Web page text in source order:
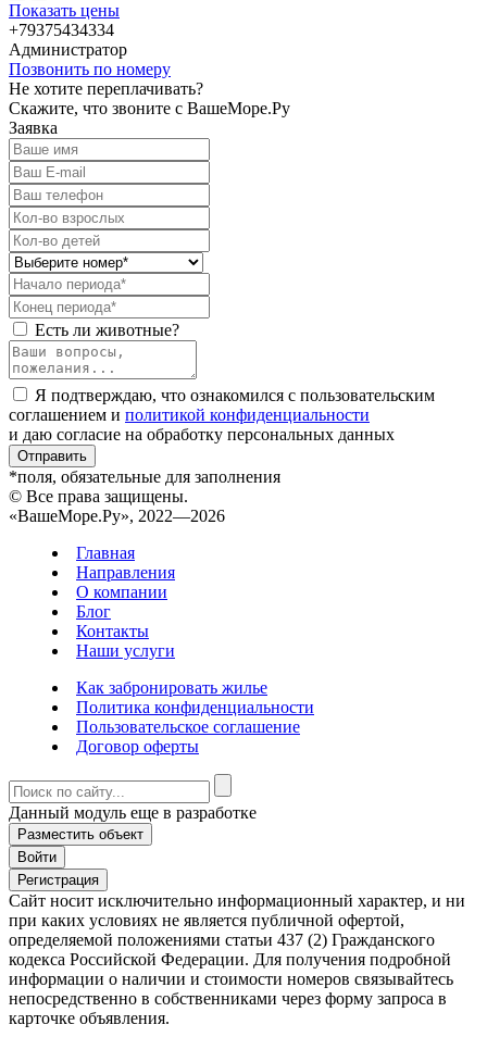
Показать цены
+79375434334
Администратор
Позвонить по номеру
Не хотите переплачивать?
Скажите, что звоните с ВашеМоре.Ру
Заявка
Есть ли животные?
Я подтверждаю, что ознакомился с пользовательским
соглашением и политикой конфиденциальности
и даю согласие на обработку персональных данных
Отправить
*поля, обязательные для заполнения
© Все права защищены.
«ВашеМоре.Ру», 2022—2026
Главная
Направления
О компании
Блог
Контакты
Наши услуги
Как забронировать жилье
Политика конфиденциальности
Пользовательское соглашение
Договор оферты
Данный модуль еще в разработке
Разместить объект
Войти
Регистрация
Сайт носит исключительно информационный характер, и ни
при каких условиях не является публичной офертой,
определяемой положениями статьи 437 (2) Гражданского
кодекса Российской Федерации. Для получения подробной
информации о наличии и стоимости номеров связывайтесь
непосредственно в собственниками через форму запроса в
карточке объявления.